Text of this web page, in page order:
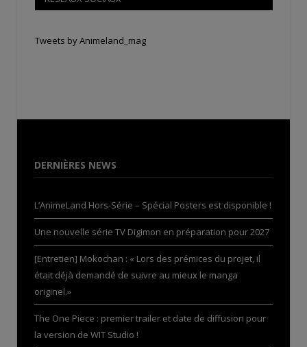
Tweets by Animeland_mag
DERNIÈRES NEWS
L’AnimeLand Hors-Série – Spécial Posters est disponible !
Une nouvelle série TV Digimon en préparation pour 2027
[Entretien] Mokochan : « Lors des prémices du projet, il
était déjà demandé de suivre au mieux le manga
originel.»
The One Piece : premier trailer et date de diffusion pour
la version de WIT Studio !